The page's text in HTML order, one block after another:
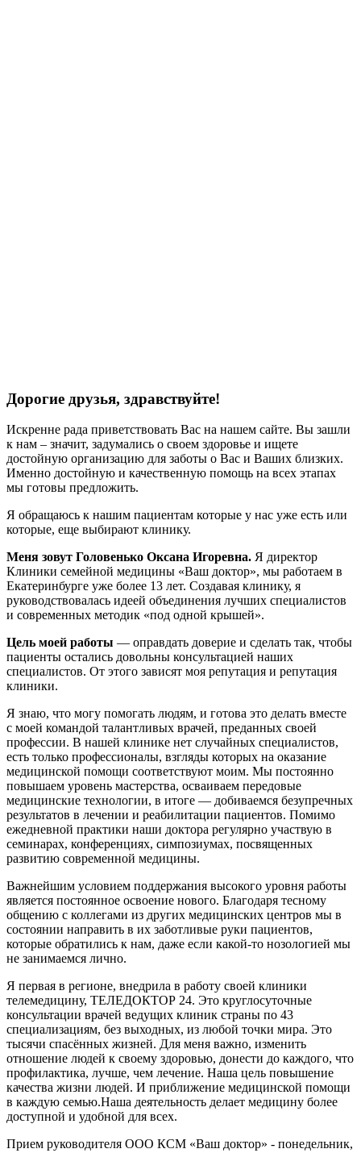
Дорогие друзья, здравствуйте!
Искренне рада приветствовать Вас на нашем сайте. Вы зашли
к нам – значит, задумались о своем здоровье и ищете
достойную организацию для заботы о Вас и Ваших близких.
Именно достойную и качественную помощь на всех этапах
мы готовы предложить.
Я обращаюсь к нашим пациентам которые у нас уже есть или
которые, еще выбирают клинику.
Меня зовут Головенько Оксана Игоревна. Я директор
Клиники семейной медицины «Ваш доктор», мы работаем в
Екатеринбурге уже более 13 лет. Создавая клинику, я
руководствовалась идеей объединения лучших специалистов
и современных методик «под одной крышей».
Цель моей работы — оправдать доверие и сделать так, чтобы
пациенты остались довольны консультацией наших
специалистов. От этого зависят моя репутация и репутация
клиники.
Я знаю, что могу помогать людям, и готова это делать вместе
с моей командой талантливых врачей, преданных своей
профессии. В нашей клинике нет случайных специалистов,
есть только профессионалы, взгляды которых на оказание
медицинской помощи соответствуют моим. Мы постоянно
повышаем уровень мастерства, осваиваем передовые
медицинские технологии, в итоге — добиваемся безупречных
результатов в лечении и реабилитации пациентов. Помимо
ежедневной практики наши доктора регулярно участвую в
семинарах, конференциях, симпозиумах, посвященных
развитию современной медицины.
Важнейшим условием поддержания высокого уровня работы
является постоянное освоение нового. Благодаря тесному
общению с коллегами из других медицинских центров мы в
состоянии направить в их заботливые руки пациентов,
которые обратились к нам, даже если какой-то нозологией мы
не занимаемся лично.
Я первая в регионе, внедрила в работу своей клиники
телемедицину, ТЕЛЕДОКТОР 24. Это круглосуточные
консультации врачей ведущих клиник страны по 43
специализациям, без выходных, из любой точки мира. Это
тысячи спасённых жизней. Для меня важно, изменить
отношение людей к своему здоровью, донести до каждого, что
профилактика, лучше, чем лечение. Наша цель повышение
качества жизни людей. И приближение медицинской помощи
в каждую семью.Наша деятельность делает медицину более
доступной и удобной для всех.
Прием руководителя ООО КСМ «Ваш доктор» - понедельник,